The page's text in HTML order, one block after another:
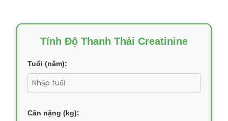
Tính Độ Thanh Thải Creatinine
Tuổi (năm):
Cân nặng (kg):